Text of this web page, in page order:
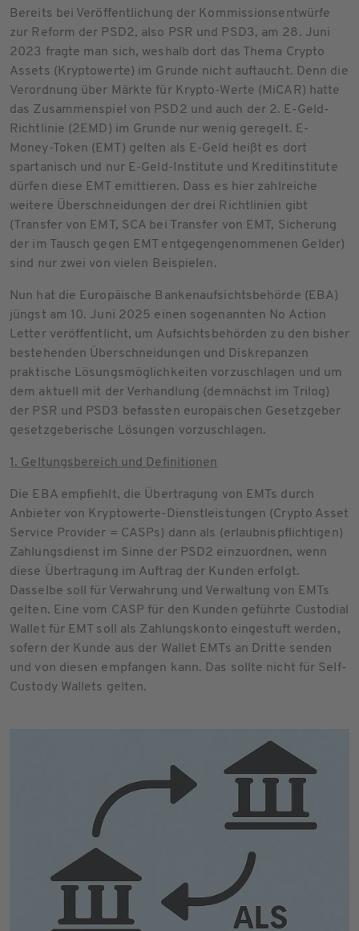
Bereits bei Veröffentlichung der Kommissionsentwürfe
zur Reform der PSD2, also PSR und PSD3, am 28. Juni
2023 fragte man sich, weshalb dort das Thema Crypto
Assets (Kryptowerte) im Grunde nicht auftaucht. Denn die
Verordnung über Märkte für Krypto-Werte (MiCAR) hatte
das Zusammenspiel von PSD2 und auch der 2. E-Geld-
Richtlinie (2EMD) im Grunde nur wenig geregelt. E-
Money-Token (EMT) gelten als E-Geld heißt es dort
spartanisch und nur E-Geld-Institute und Kreditinstitute
dürfen diese EMT emittieren. Dass es hier zahlreiche
weitere Überschneidungen der drei Richtlinien gibt
(Transfer von EMT, SCA bei Transfer von EMT, Sicherung
der im Tausch gegen EMT entgegengenommenen Gelder)
sind nur zwei von vielen Beispielen.
Nun hat die Europäische Bankenaufsichtsbehörde (EBA)
jüngst am 10. Juni 2025 einen sogenannten No Action
Letter veröffentlicht, um Aufsichtsbehörden zu den bisher
bestehenden Überschneidungen und Diskrepanzen
praktische Lösungsmöglichkeiten vorzuschlagen und um
dem aktuell mit der Verhandlung (demnächst im Trilog)
der PSR und PSD3 befassten europäischen Gesetzgeber
gesetzgeberische Lösungen vorzuschlagen.
1. Geltungsbereich und Definitionen
Die EBA empfiehlt, die Übertragung von EMTs durch
Anbieter von Kryptowerte-Dienstleistungen (Crypto Asset
Service Provider = CASPs) dann als (erlaubnispflichtigen)
Zahlungsdienst im Sinne der PSD2 einzuordnen, wenn
diese Übertragung im Auftrag der Kunden erfolgt.
Dasselbe soll für Verwahrung und Verwaltung von EMTs
gelten. Eine vom CASP für den Kunden geführte Custodial
Wallet für EMT soll als Zahlungskonto eingestuft werden,
sofern der Kunde aus der Wallet EMTs an Dritte senden
und von diesen empfangen kann. Das sollte nicht für Self-
Custody Wallets gelten.